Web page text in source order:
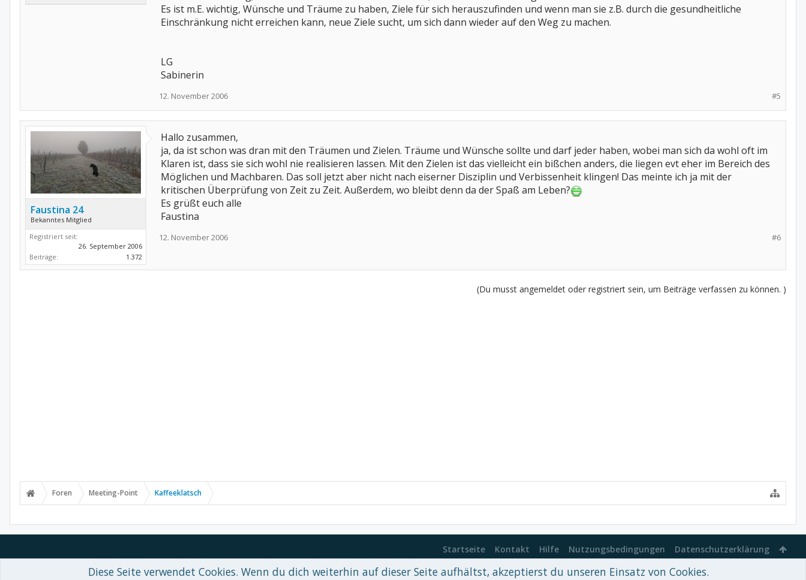
Es ist m.E. wichtig, Wünsche und Träume zu haben, Ziele für sich herauszufinden und wenn man sie z.B. durch die gesundheitliche
Einschränkung nicht erreichen kann, neue Ziele sucht, um sich dann wieder auf den Weg zu machen.
LG
Sabinerin
#5
12. November 2006
Faustina 24
Bekanntes Mitglied
Registriert seit:
26. September 2006
Beiträge:
1.372
Hallo zusammen,
ja, da ist schon was dran mit den Träumen und Zielen. Träume und Wünsche sollte und darf jeder haben, wobei man sich da wohl oft im
Klaren ist, dass sie sich wohl nie realisieren lassen. Mit den Zielen ist das vielleicht ein bißchen anders, die liegen evt eher im Bereich des
Möglichen und Machbaren. Das soll jetzt aber nicht nach eiserner Disziplin und Verbissenheit klingen! Das meinte ich ja mit der
kritischen Überprüfung von Zeit zu Zeit. Außerdem, wo bleibt denn da der Spaß am Leben?
Es grüßt euch alle
Faustina
#6
12. November 2006
(Du musst angemeldet oder registriert sein, um Beiträge verfassen zu können. )
Foren Meeting-Point Kaffeeklatsch
Startseite Kontakt Hilfe Nutzungsbedingungen Datenschutzerklärung
Diese Seite verwendet Cookies. Wenn du dich weiterhin auf dieser Seite aufhältst, akzeptierst du unseren Einsatz von Cookies.